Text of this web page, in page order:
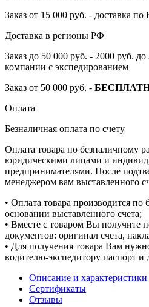
Заказ от 15 000 руб. - доставка по
Доставка в регионы РФ
Заказ до 50 000 руб. - 2000 руб.
компании с экспедированием
Заказ от 50 000 руб. -
Оплата
Безналичная оплата по счету
Оплата товара по безналичному
юридическими лицами и
предпринимателями. После
менеджером вам выставленного
• Оплата товара производится по
основании выставленного счета;
• Вместе с товаром Вы получите
документов: оригинал счета,
• Для получения товара Вам
водителю-экспедитору паспорт и
Описание и характеристики
Сертификаты
Отзывы